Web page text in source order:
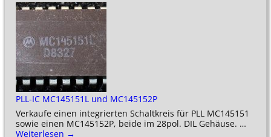
PLL-IC MC145151L und MC145152P
Verkaufe einen integrierten Schaltkreis für PLL MC145151
sowie einen MC145152P, beide im 28pol. DIL Gehäuse. …
Weiterlesen →